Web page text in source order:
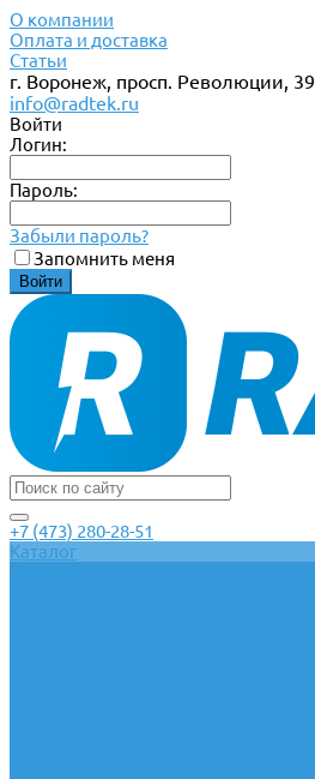
О компании
Оплата и доставка
Статьи
г. Воронеж, просп. Революции, 39
info@radtek.ru
Войти
Логин:
Пароль:
Забыли пароль?
Запомнить меня
+7 (473) 280-28-51
Каталог